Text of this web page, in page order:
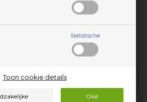
Statistische
Toon cookie details
Junker